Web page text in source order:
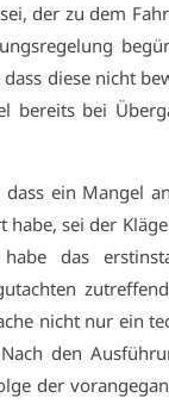
der zu dem
die­se nicht
be­reits bei
ein Man­gel
ha­be, sei der
das
nicht nur ein
den
der